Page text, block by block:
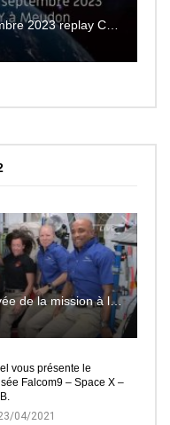
Colloque New Space Septembre 2023 replay Conférences
NASA’s SpaceX Crew-2 Arrivée de la mission à la Station Spatiale Internationale Partie2
vous présente le
Falcom9 – Space X –
04/2021